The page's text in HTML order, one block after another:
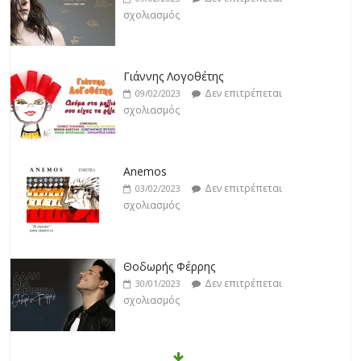
σχολιασμός
Γιάννης Λογοθέτης
09/02/2023
Δεν επιτρέπεται
σχολιασμός
Anemos
03/02/2023
Δεν επιτρέπεται
σχολιασμός
Θοδωρής Φέρρης
30/01/2023
Δεν επιτρέπεται
σχολιασμός